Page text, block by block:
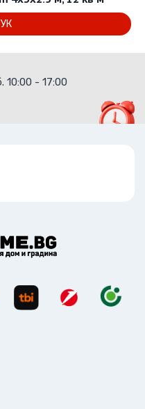
/
10:00 - 17:00